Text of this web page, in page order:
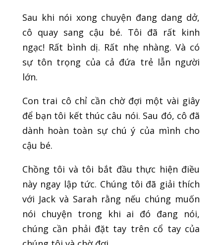
Sau khi nói xong chuyện đang dang dở,
cô quay sang cậu bé. Tôi đã rất kinh
ngạc! Rất bình dị. Rất nhẹ nhàng. Và có
sự tôn trọng của cả đứa trẻ lẫn người
lớn.
Con trai cô chỉ cần chờ đợi một vài giây
để bạn tôi kết thúc câu nói. Sau đó, cô đã
dành hoàn toàn sự chú ý của mình cho
cậu bé.
Chồng tôi và tôi bắt đầu thực hiện điều
này ngay lập tức. Chúng tôi đã giải thích
với Jack và Sarah rằng nếu chúng muốn
nói chuyện trong khi ai đó đang nói,
chúng cần phải đặt tay trên cổ tay của